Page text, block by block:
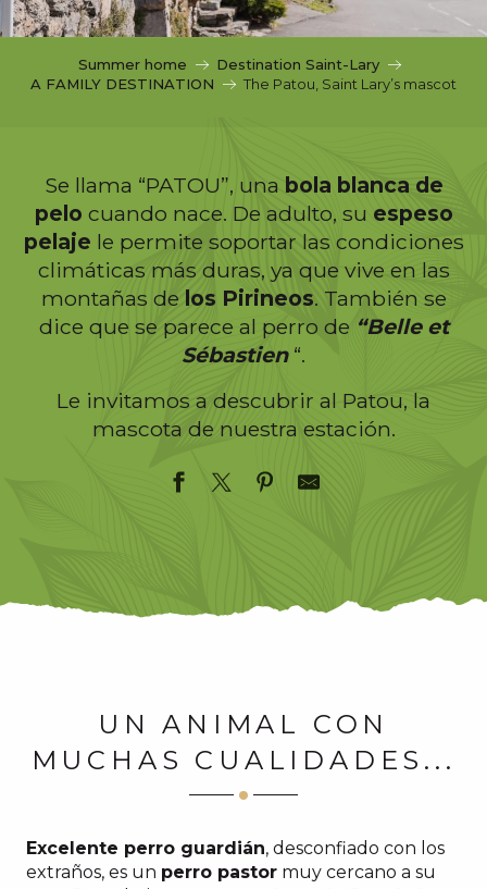
i
Summer home
Destination Saint-Lary
A FAMILY DESTINATION
The Patou, Saint Lary’s mascot
Se llama “PATOU”, una bola blanca de
pelo cuando nace. De adulto, su espeso
pelaje le permite soportar las condiciones
climáticas más duras, ya que vive en las
montañas de los Pirineos. También se
dice que se parece al perro de “Belle et
Sébastien“.
Le invitamos a descubrir al Patou, la
mascota de nuestra estación.
UN ANIMAL CON
MUCHAS CUALIDADES...
Excelente perro guardián, desconfiado con los
extraños, es un perro pastor muy cercano a su